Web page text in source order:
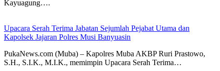
Kayuagung….
Upacara Serah Terima Jabatan Sejumlah Pejabat Utama dan
Kapolsek Jajaran Polres Musi Banyuasin
PukaNews.com (Muba) – Kapolres Muba AKBP Ruri Prastowo,
S.H., S.I.K., M.I.K., memimpin Upacara Serah Terima…